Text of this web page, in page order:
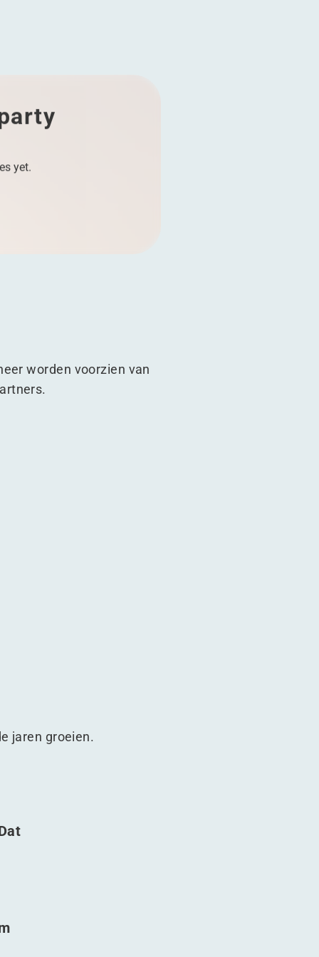
yet.
worden voorzien van
jaren groeien.